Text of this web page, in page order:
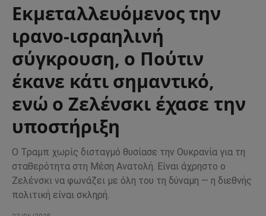
Εκμεταλλευόμενος την
ιρανο-ισραηλινή
σύγκρουση, ο Πούτιν
έκανε κάτι σημαντικό,
ενώ ο Ζελένσκι έχασε την
υποστήριξη
Ο Τραμπ χωρίς δισταγμό θυσίασε την Ουκρανία για τη
σταθερότητα στη Μέση Ανατολή. Είναι άχρηστο ο
Ζελένσκι να φωνάζει με όλη του τη δύναμη — η διεθνής
πολιτική είναι σκληρή.